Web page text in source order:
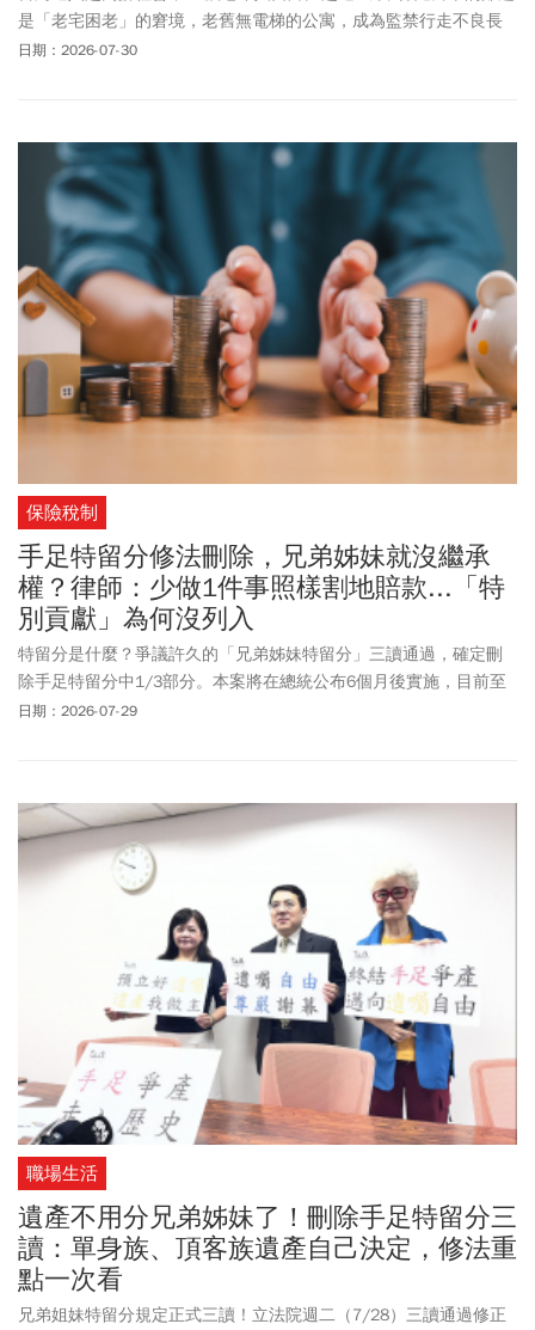
是「老宅困老」的窘境，老舊無電梯的公寓，成為監禁行走不良長
輩的牢籠。北市府近年為了推廣老宅更新，大幅補助「增設電
年就取得增設的雜項執照，卻因為違建戶反對，拖了4年還未開始工
程。
日期：2026-07-30
保險稅制
手足特留分修法刪除，兄弟姊妹就沒繼承
權？律師：少做1件事照樣割地賠款...「特
別貢獻」為何沒列入
特留分是什麼？爭議許久的「兄弟姊妹特留分」三讀通過，確定刪
除手足特留分中1/3部分。本案將在總統公布6個月後實施，目前至
少還有半年時間仍然適用舊法。根據民法現行規定，直系血親卑親
分」修法後前後差異在哪？兄弟姊妹就完全沒有繼承權了嗎？遺囑
未來也變更重要！《今周刊》整理完整手足特留分刪除新法、修法
前後重點資訊，提供讀者參考。
日期：2026-07-29
職場生活
遺產不用分兄弟姊妹了！刪除手足特留分三
讀：單身族、頂客族遺產自己決定，修法重
點一次看
兄弟姐妹特留分規定正式三讀！立法院週二（7/28）三讀通過修正